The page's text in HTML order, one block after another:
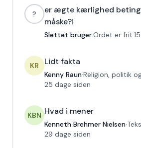
?
er ægte kærlighed
måske?!
Slettet bruger·Ordet er frit·
KR Lidt fakta
Kenny Raun·Religion, politik
25 dage siden
KBN Hvad i mener
Kenneth Brehmer Nielsen·
29 dage siden